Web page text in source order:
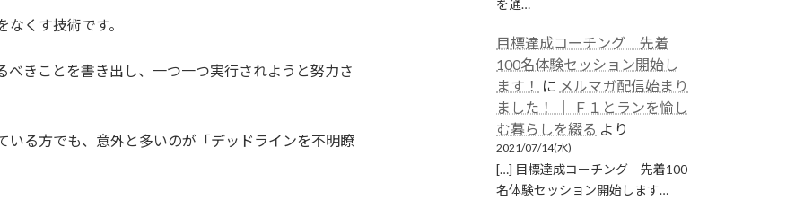
くす技術です。
きことを書き出し、一つ一つ実行されようと努力さ
いる方でも、意外と多いのが「デッドラインを不明瞭
を通…
目標達成コーチング 先着
100名体験セッション開始し
ます！
に メルマガ配信始まり
ました！ │ Ｆ１とランを愉し
む暮らしを綴る より
2021/07/14(水)
[…] 目標達成コーチング 先着100
名体験セッション開始します…